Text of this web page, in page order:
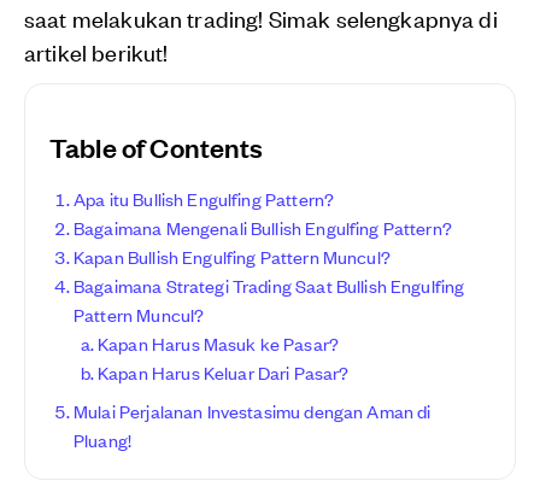
saat melakukan trading! Simak selengkapnya di
artikel berikut!
Table of Contents
Apa itu Bullish Engulfing Pattern?
Bagaimana Mengenali Bullish Engulfing Pattern?
Kapan Bullish Engulfing Pattern Muncul?
Bagaimana Strategi Trading Saat Bullish Engulfing
Pattern Muncul?
Kapan Harus Masuk ke Pasar?
Kapan Harus Keluar Dari Pasar?
Mulai Perjalanan Investasimu dengan Aman di
Pluang!